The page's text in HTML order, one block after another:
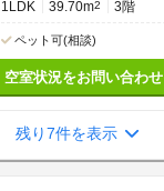
1LDK 39.70m2 3階
ペット可(相談)
空室状況をお問い合わせ
残り7件を表示